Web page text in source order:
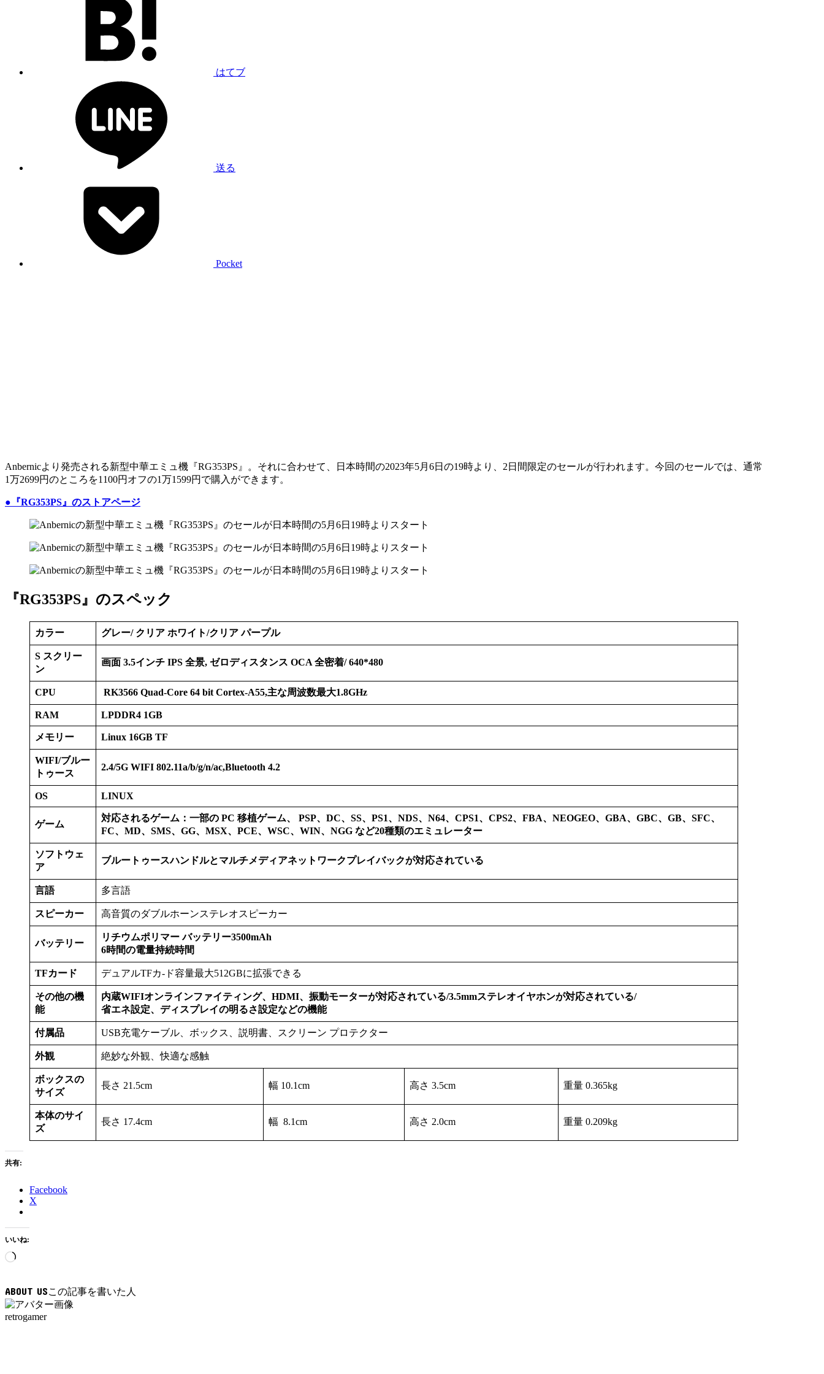
はてブ
送る
Pocket
Anbernicより発売される新型中華エミュ機『RG353PS』。それに合わせて、日本時間の2023年5月6日の19時より、2日間限定のセールが行われます。今回のセールでは、通常
1万2699円のところを1100円オフの1万1599円で購入ができます。
●『RG353PS』のストアページ
『RG353PS』のスペック
カラー グレー/ クリア ホワイト/クリア パープル
S スクリー
ン
画面 3.5インチ IPS 全景, ゼロディスタンス ОCA 全密着/ 640*480
CPU RK3566 Quad-Core 64 bit Cortex-A55,主な周波数最大1.8GHz
RAM LPDDR4 1GB
メモリー Linux 16GB TF
WIFI/ブルー
トゥース
2.4/5G WIFI 802.11a/b/g/n/ac,Bluetooth 4.2
OS LINUX
ゲーム
対応されるゲーム：一部の PC 移植ゲーム、 PSP、DC、SS、PS1、NDS、N64、CPS1、CPS2、FBA、NEOGEO、GBA、GBC、GB、SFC、
FC、MD、SMS、GG、MSX、PCE、WSC、WIN、NGG など20種類のエミュレーター
ソフトウェ
ア
ブルートゥースハンドルとマルチメディアネットワークプレイバックが対応されている
言語 多言語
スピーカー 高音質のダブルホーンステレオスピーカー
バッテリー
リチウムポリマー バッテリー3500mAh
6時間の電量持続時間
TFカード デュアルTFカ-ド容量最大512GBに拡張できる
その他の機
能
内蔵WIFIオンラインファイティング、HDMI、振動モーターが対応されている/3.5mmステレオイヤホンが対応されている/
省エネ設定、ディスプレイの明るさ設定などの機能
付属品 USB充電ケーブル、ボックス、説明書、スクリーン プロテクター
外観 絶妙な外観、快適な感触
ボックスの
サイズ
長さ 21.5cm 幅 10.1cm 高さ 3.5cm 重量 0.365kg
本体のサイ
ズ
長さ 17.4cm 幅 8.1cm 高さ 2.0cm 重量 0.209kg
共有:
Facebook
X
いいね:
読
み
中…
ABOUT US
retrogamer